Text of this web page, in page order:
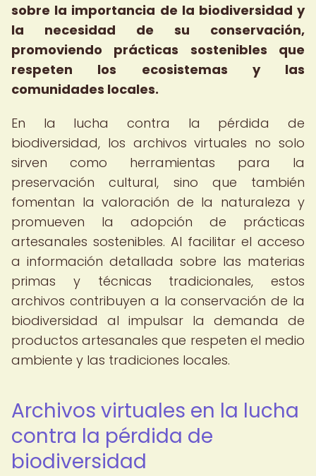
sobre la importancia de la biodiversidad y
la necesidad de su conservación,
promoviendo prácticas sostenibles que
respeten los ecosistemas y las
comunidades locales.
En la lucha contra la pérdida de
biodiversidad, los archivos virtuales no solo
sirven como herramientas para la
preservación cultural, sino que también
fomentan la valoración de la naturaleza y
promueven la adopción de prácticas
artesanales sostenibles. Al facilitar el acceso
a información detallada sobre las materias
primas y técnicas tradicionales, estos
archivos contribuyen a la conservación de la
biodiversidad al impulsar la demanda de
productos artesanales que respeten el medio
ambiente y las tradiciones locales.
Archivos virtuales en la lucha
contra la pérdida de
biodiversidad